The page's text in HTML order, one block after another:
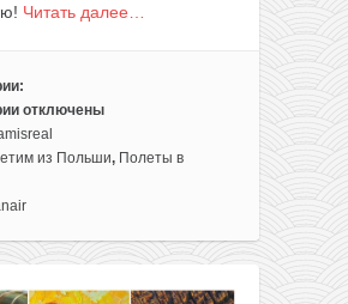
Читать далее…
отключены
из Польши, Полеты в